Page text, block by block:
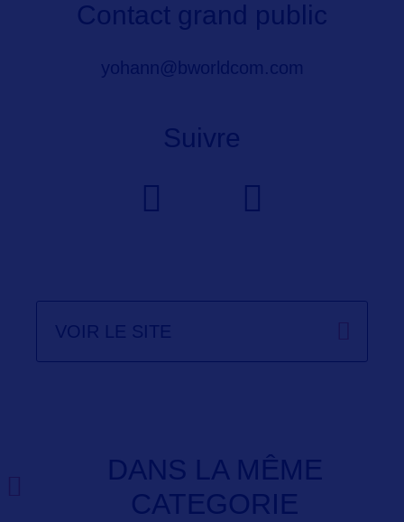
Contact grand public
yohann@bworldcom.com
Suivre
VOIR LE SITE
DANS LA MÊME
CATEGORIE